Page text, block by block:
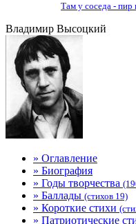
Там у соседа - пир
Владимир Высоцкий
» Оглавление
» Биография
» Годы творчества
» Баллады (стихов 19)
» Короткие стихи
» Патриотические